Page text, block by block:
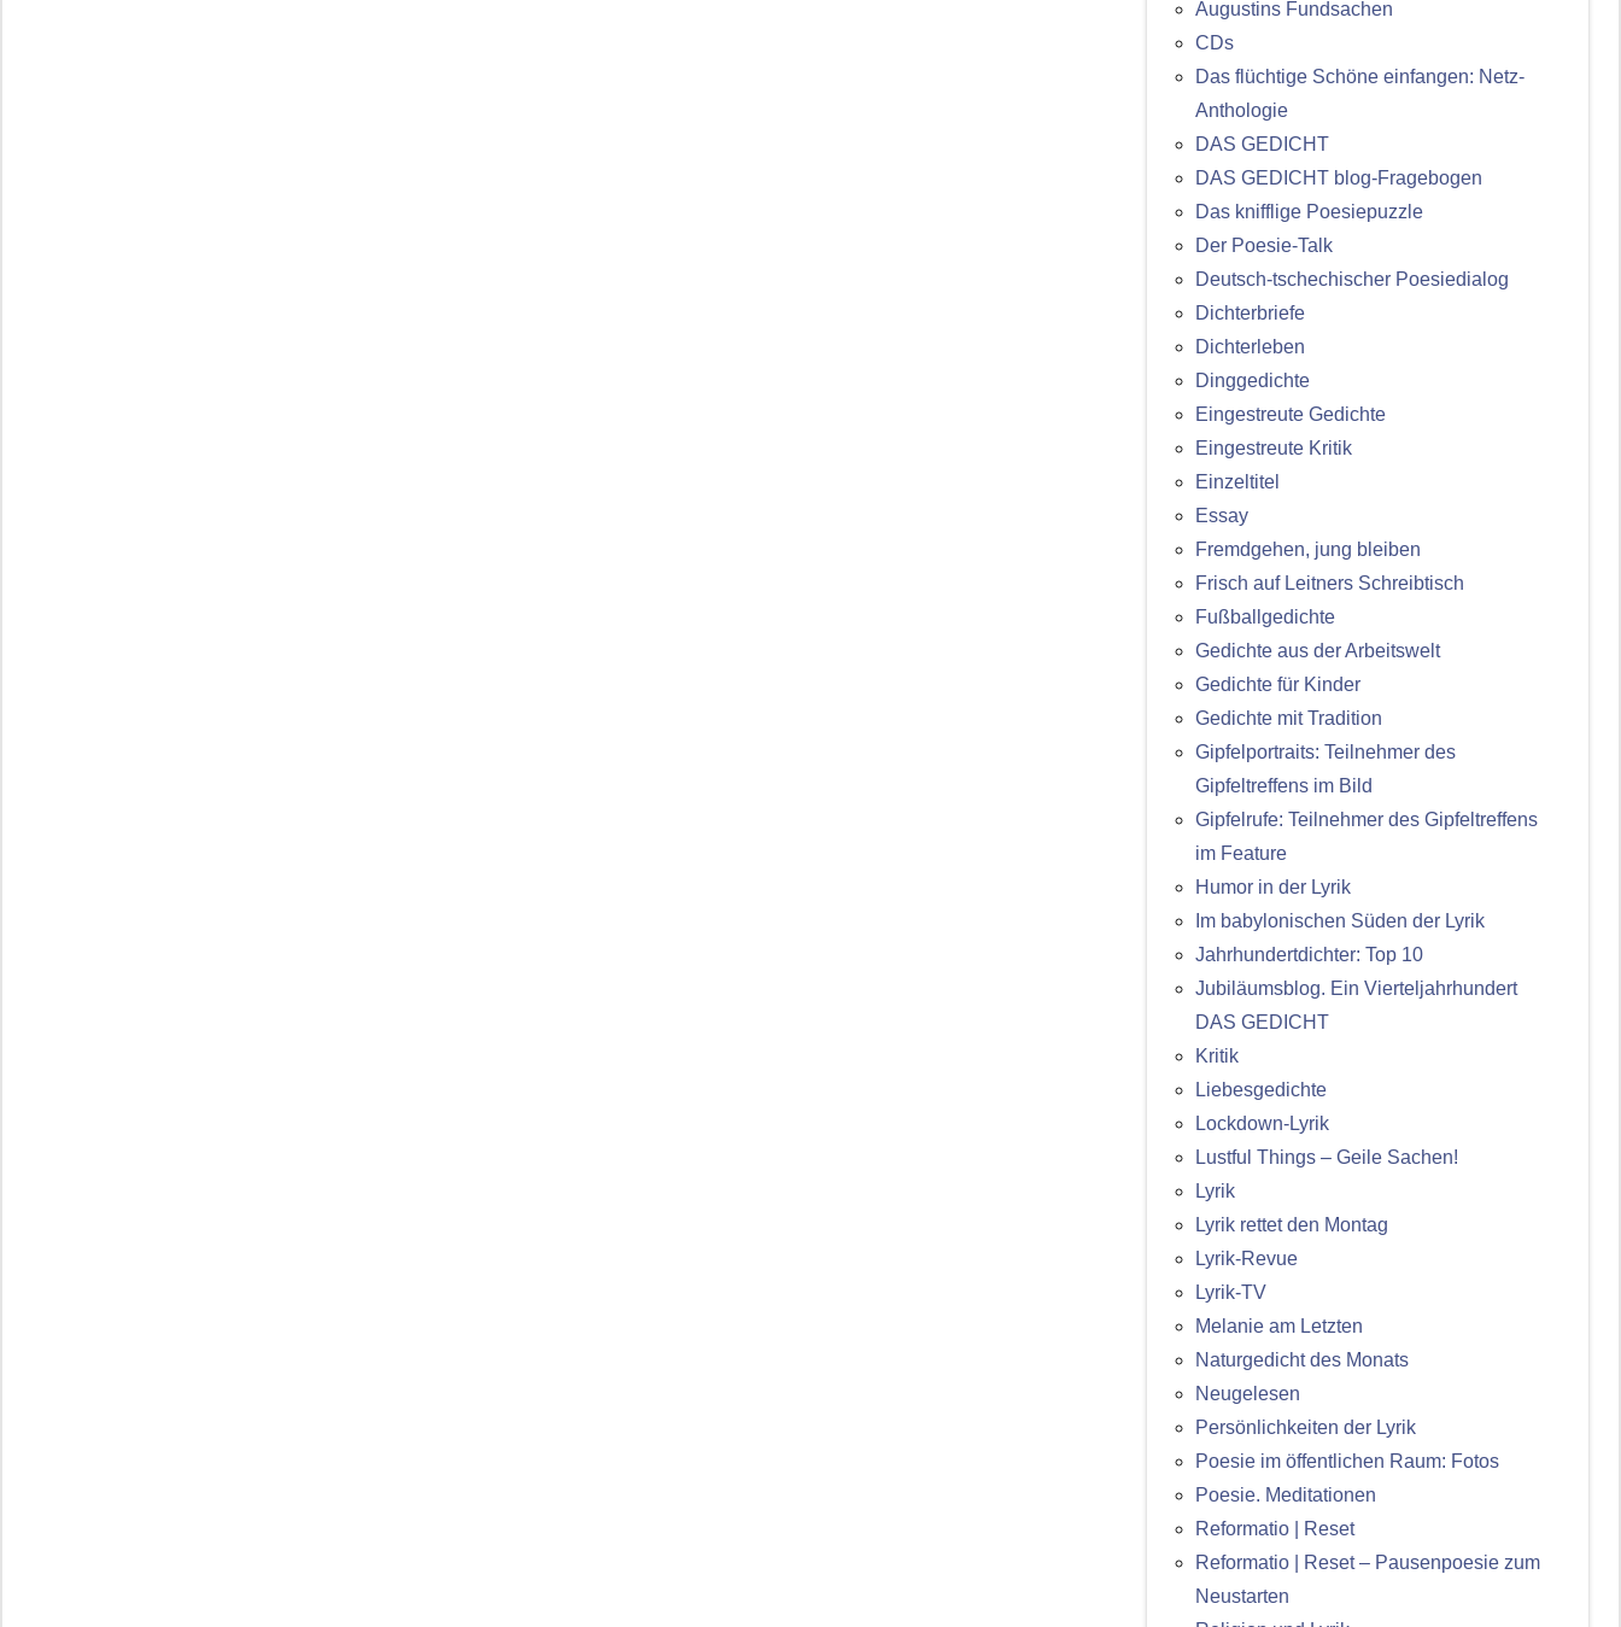
Augustins Fundsachen
CDs
Das flüchtige Schöne einfangen: Netz-
Anthologie
DAS GEDICHT
DAS GEDICHT blog-Fragebogen
Das knifflige Poesiepuzzle
Der Poesie-Talk
Deutsch-tschechischer Poesiedialog
Dichterbriefe
Dichterleben
Dinggedichte
Eingestreute Gedichte
Eingestreute Kritik
Einzeltitel
Essay
Fremdgehen, jung bleiben
Frisch auf Leitners Schreibtisch
Fußballgedichte
Gedichte aus der Arbeitswelt
Gedichte für Kinder
Gedichte mit Tradition
Gipfelportraits: Teilnehmer des
Gipfeltreffens im Bild
Gipfelrufe: Teilnehmer des Gipfeltreffens
im Feature
Humor in der Lyrik
Im babylonischen Süden der Lyrik
Jahrhundertdichter: Top 10
Jubiläumsblog. Ein Vierteljahrhundert
DAS GEDICHT
Kritik
Liebesgedichte
Lockdown-Lyrik
Lustful Things – Geile Sachen!
Lyrik
Lyrik rettet den Montag
Lyrik-Revue
Lyrik-TV
Melanie am Letzten
Naturgedicht des Monats
Neugelesen
Persönlichkeiten der Lyrik
Poesie im öffentlichen Raum: Fotos
Poesie. Meditationen
Reformatio | Reset
Reformatio | Reset – Pausenpoesie zum
Neustarten